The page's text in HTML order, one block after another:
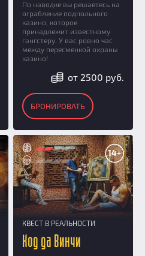
По наводке вы решаетесь на
ограбление подпольного
казино, которое
принадлежит известному
гангстеру. У вас ровно час
между пересменкой охраны
казино!
от 2500 руб.
БРОНИРОВАТЬ
14+
КВЕСТ В РЕАЛЬНОСТИ
Код да Винчи